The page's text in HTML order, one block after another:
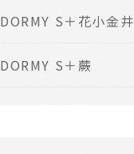
DORMY S＋花小金井
DORMY S＋蕨